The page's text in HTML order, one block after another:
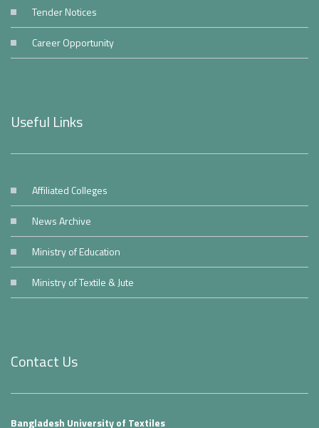
Tender Notices
Career Opportunity
Useful Links
Affiliated Colleges
News Archive
Ministry of Education
Ministry of Textile & Jute
Contact Us
Bangladesh University of Textiles